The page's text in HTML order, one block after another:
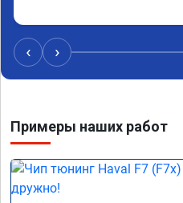
‹ ›
Примеры наших работ